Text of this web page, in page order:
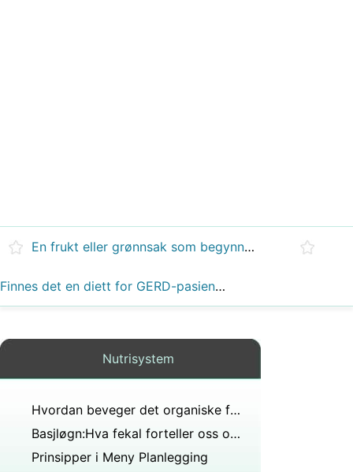
En frukt eller grønnsak som begynner med Y?
Finnes det en diett for GERD-pasienter som lar dem spise balansert kosthold?
Nutrisystem
Hvordan beveger det organiske fosfatet seg gjennom en matvare?
Basjløgn:Hva fekal forteller oss om kosthold
Prinsipper i Meny Planlegging